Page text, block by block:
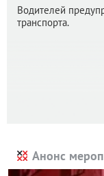
Водителей
транспорта.
Анонс